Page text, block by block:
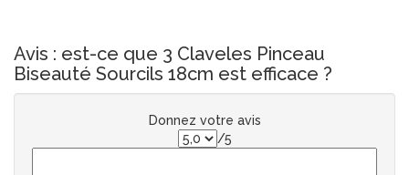
Avis : est-ce que 3 Claveles Pinceau
Biseauté Sourcils 18cm est efficace ?
Donnez votre avis
/5